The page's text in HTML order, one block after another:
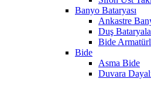
Banyo Bataryası
Ankastre
Duş
Bide
Bide
Asma Bide
Duvara